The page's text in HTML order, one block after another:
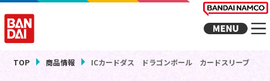
TOP 商品情報 ICカードダス ドラゴンボール カードスリーブ